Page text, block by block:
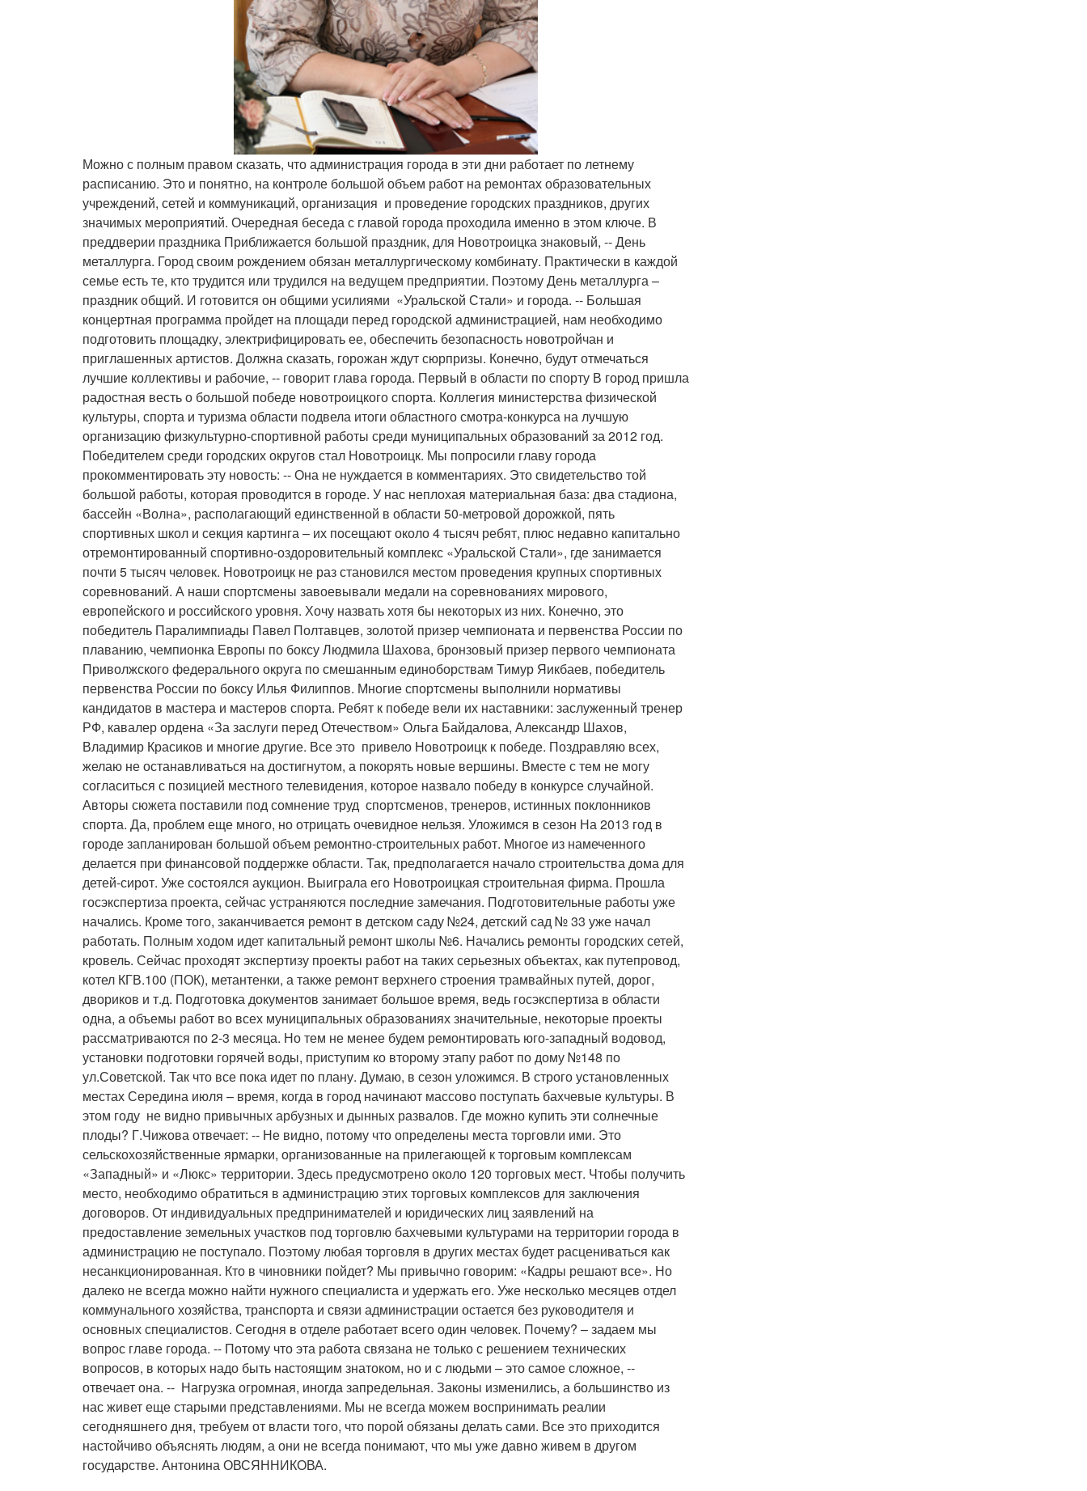
Можно с полным правом сказать, что администрация города в эти дни работает по летнему
расписанию. Это и понятно, на контроле большой объем работ на ремонтах образовательных
учреждений, сетей и коммуникаций, организация и проведение городских праздников, других
значимых мероприятий. Очередная беседа с главой города проходила именно в этом ключе. В
преддверии праздника Приближается большой праздник, для Новотроицка знаковый, -- День
металлурга. Город своим рождением обязан металлургическому комбинату. Практически в каждой
семье есть те, кто трудится или трудился на ведущем предприятии. Поэтому День металлурга –
праздник общий. И готовится он общими усилиями «Уральской Стали» и города. -- Большая
концертная программа пройдет на площади перед городской администрацией, нам необходимо
подготовить площадку, электрифицировать ее, обеспечить безопасность новотройчан и
приглашенных артистов. Должна сказать, горожан ждут сюрпризы. Конечно, будут отмечаться
лучшие коллективы и рабочие, -- говорит глава города. Первый в области по спорту В город пришла
радостная весть о большой победе новотроицкого спорта. Коллегия министерства физической
культуры, спорта и туризма области подвела итоги областного смотра-конкурса на лучшую
организацию физкультурно-спортивной работы среди муниципальных образований за 2012 год.
Победителем среди городских округов стал Новотроицк. Мы попросили главу города
прокомментировать эту новость: -- Она не нуждается в комментариях. Это свидетельство той
большой работы, которая проводится в городе. У нас неплохая материальная база: два стадиона,
бассейн «Волна», располагающий единственной в области 50-метровой дорожкой, пять
спортивных школ и секция картинга – их посещают около 4 тысяч ребят, плюс недавно капитально
отремонтированный спортивно-оздоровительный комплекс «Уральской Стали», где занимается
почти 5 тысяч человек. Новотроицк не раз становился местом проведения крупных спортивных
соревнований. А наши спортсмены завоевывали медали на соревнованиях мирового,
европейского и российского уровня. Хочу назвать хотя бы некоторых из них. Конечно, это
победитель Паралимпиады Павел Полтавцев, золотой призер чемпионата и первенства России по
плаванию, чемпионка Европы по боксу Людмила Шахова, бронзовый призер первого чемпионата
Приволжского федерального округа по смешанным единоборствам Тимур Яикбаев, победитель
первенства России по боксу Илья Филиппов. Многие спортсмены выполнили нормативы
кандидатов в мастера и мастеров спорта. Ребят к победе вели их наставники: заслуженный тренер
РФ, кавалер ордена «За заслуги перед Отечеством» Ольга Байдалова, Александр Шахов,
Владимир Красиков и многие другие. Все это привело Новотроицк к победе. Поздравляю всех,
желаю не останавливаться на достигнутом, а покорять новые вершины. Вместе с тем не могу
согласиться с позицией местного телевидения, которое назвало победу в конкурсе случайной.
Авторы сюжета поставили под сомнение труд спортсменов, тренеров, истинных поклонников
спорта. Да, проблем еще много, но отрицать очевидное нельзя. Уложимся в сезон На 2013 год в
городе запланирован большой объем ремонтно-строительных работ. Многое из намеченного
делается при финансовой поддержке области. Так, предполагается начало строительства дома для
детей-сирот. Уже состоялся аукцион. Выиграла его Новотроицкая строительная фирма. Прошла
госэкспертиза проекта, сейчас устраняются последние замечания. Подготовительные работы уже
начались. Кроме того, заканчивается ремонт в детском саду №24, детский сад № 33 уже начал
работать. Полным ходом идет капитальный ремонт школы №6. Начались ремонты городских сетей,
кровель. Сейчас проходят экспертизу проекты работ на таких серьезных объектах, как путепровод,
котел КГВ.100 (ПОК), метантенки, а также ремонт верхнего строения трамвайных путей, дорог,
двориков и т.д. Подготовка документов занимает большое время, ведь госэкспертиза в области
одна, а объемы работ во всех муниципальных образованиях значительные, некоторые проекты
рассматриваются по 2-3 месяца. Но тем не менее будем ремонтировать юго-западный водовод,
установки подготовки горячей воды, приступим ко второму этапу работ по дому №148 по
ул.Советской. Так что все пока идет по плану. Думаю, в сезон уложимся. В строго установленных
местах Середина июля – время, когда в город начинают массово поступать бахчевые культуры. В
этом году не видно привычных арбузных и дынных развалов. Где можно купить эти солнечные
плоды? Г.Чижова отвечает: -- Не видно, потому что определены места торговли ими. Это
сельскохозяйственные ярмарки, организованные на прилегающей к торговым комплексам
«Западный» и «Люкс» территории. Здесь предусмотрено около 120 торговых мест. Чтобы получить
место, необходимо обратиться в администрацию этих торговых комплексов для заключения
договоров. От индивидуальных предпринимателей и юридических лиц заявлений на
предоставление земельных участков под тор­говлю бахчевыми культурами на территории города в
администрацию не поступало. Поэтому любая торговля в других местах будет расцениваться как
несанкционированная. Кто в чиновники пойдет? Мы привычно говорим: «Кадры решают все». Но
далеко не всегда можно найти нужного специалиста и удержать его. Уже несколько месяцев отдел
коммунального хозяйства, транспорта и связи администрации остается без руководителя и
основных специалистов. Сегодня в отделе работает всего один человек. Почему? – задаем мы
вопрос главе города. -- Потому что эта работа связана не только с решением технических
вопросов, в которых надо быть настоящим знатоком, но и с людьми – это самое сложное, --
отвечает она. -- Нагрузка огромная, иногда запредельная. Законы изменились, а большинство из
нас живет еще старыми представлениями. Мы не всегда можем воспринимать реалии
сегодняшнего дня, требуем от власти того, что порой обязаны делать сами. Все это приходится
настойчиво объяснять людям, а они не всегда понимают, что мы уже давно живем в другом
государстве. Антонина ОВСЯННИКОВА.